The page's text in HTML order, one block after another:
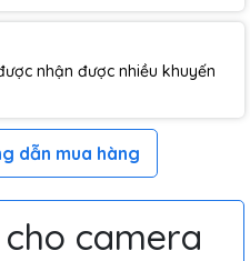
nhận được nhiều khuyến
dẫn mua hàng
camera